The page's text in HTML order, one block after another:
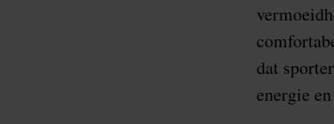
dat
energie